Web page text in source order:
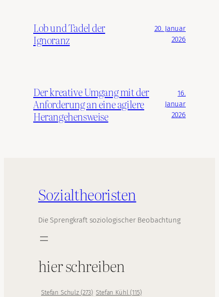
Lob und Tadel der
Ignoranz
20. Januar
2026
Der kreative Umgang mit der
Anforderung an eine agilere
Herangehensweise
16.
Januar
2026
Sozialtheoristen
Die Sprengkraft soziologischer Beobachtung
hier schreiben
Stefan Schulz (273) Stefan Kühl(115)